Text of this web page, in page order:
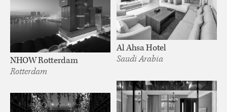
NHOW Rotterdam
Rotterdam
Al Ahsa Hotel
Saudi Arabia